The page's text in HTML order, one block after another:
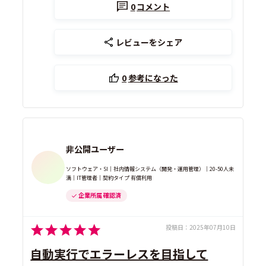
0コメント
レビューをシェア
0参考になった
非公開ユーザー
ソフトウェア・SI｜社内情報システム（開発・運用管理）｜20-50人未
満｜IT管理者｜契約タイプ 有償利用
企業所属 確認済
投稿日： 2025年07月10日
自動実行でエラーレスを目指して